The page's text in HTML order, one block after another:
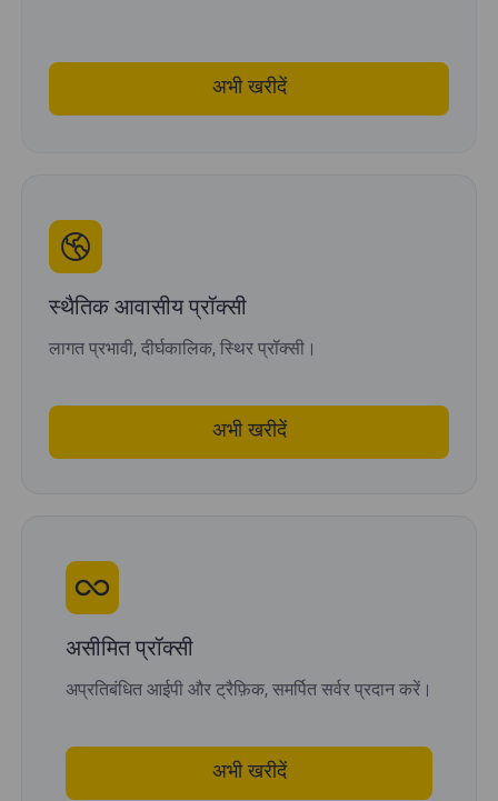
अभी खरीदें
स्थैतिक आवासीय प्रॉक्सी
लागत प्रभावी, दीर्घकालिक, स्थिर प्रॉक्सी।
अभी खरीदें
असीमित प्रॉक्सी
अप्रतिबंधित आईपी और ट्रैफ़िक, समर्पित सर्वर प्रदान करें।
अभी खरीदें